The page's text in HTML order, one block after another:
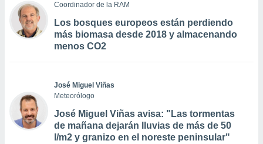
Coordinador de la RAM
Los bosques europeos están perdiendo
más biomasa desde 2018 y almacenando
menos CO2
José Miguel Viñas
Meteorólogo
José Miguel Viñas avisa: "Las tormentas
de mañana dejarán lluvias de más de 50
l/m2 y granizo en el noreste peninsular"